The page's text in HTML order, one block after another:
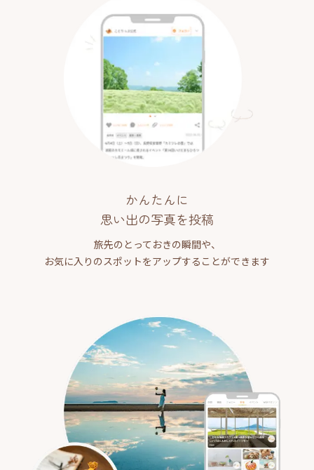
かんたんに
思い出の写真を投稿
旅先のとっておきの瞬間や、
お気に入りのスポットをアップすることができます